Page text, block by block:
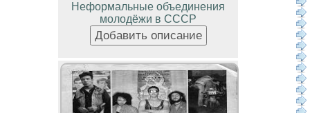
Неформальные объединения
молодёжи в СССР